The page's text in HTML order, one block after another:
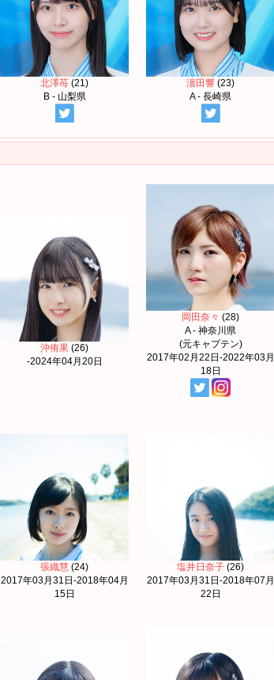
北澤苺 (21)
B - 山梨県
濵田響 (23)
A - 長崎県
沖侑果 (26)
-2024年04月20日
岡田奈々 (28)
A - 神奈川県
(元キャプテン)
2017年02月22日-2022年03月
18日
張織慧 (24)
2017年03月31日-2018年04月
15日
塩井日奈子 (26)
2017年03月31日-2018年07月
22日